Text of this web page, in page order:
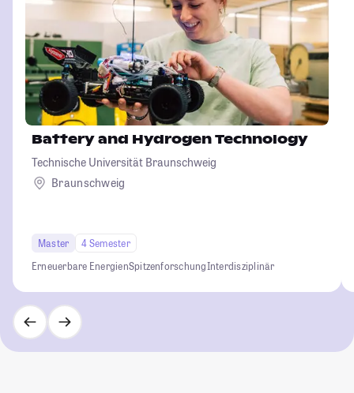
Battery and Hydrogen Technology
Technische Universität Braunschweig
Braunschweig
Master
4 Semester
Erneuerbare EnergienSpitzenforschungInterdisziplinär